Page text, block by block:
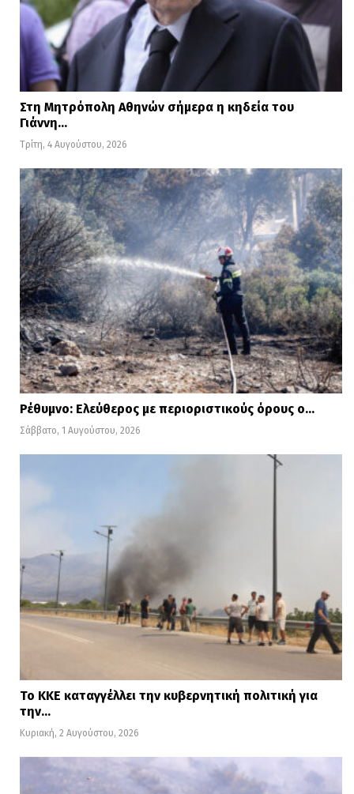
Στη Μητρόπολη Αθηνών σήμερα η κηδεία του
Γιάννη…
Τρίτη, 4 Αυγούστου, 2026
Ρέθυμνο: Ελεύθερος με περιοριστικούς όρους ο…
Σάββατο, 1 Αυγούστου, 2026
Το ΚΚΕ καταγγέλλει την κυβερνητική πολιτική για
την…
Κυριακή, 2 Αυγούστου, 2026